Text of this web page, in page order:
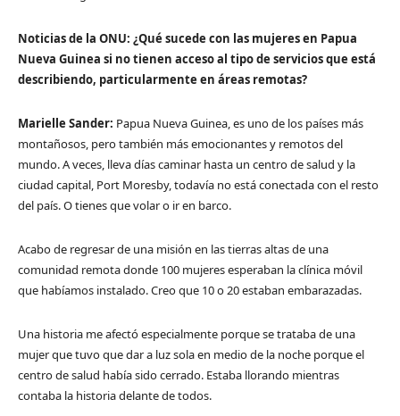
Noticias de la ONU: ¿Qué sucede con las mujeres en Papua
Nueva Guinea si no tienen acceso al tipo de servicios que está
describiendo, particularmente en áreas remotas?
Marielle Sander: Papua Nueva Guinea, es uno de los países más
montañosos, pero también más emocionantes y remotos del
mundo. A veces, lleva días caminar hasta un centro de salud y la
ciudad capital, Port Moresby, todavía no está conectada con el resto
del país. O tienes que volar o ir en barco.
Acabo de regresar de una misión en las tierras altas de una
comunidad remota donde 100 mujeres esperaban la clínica móvil
que habíamos instalado. Creo que 10 o 20 estaban embarazadas.
Una historia me afectó especialmente porque se trataba de una
mujer que tuvo que dar a luz sola en medio de la noche porque el
centro de salud había sido cerrado. Estaba llorando mientras
contaba la historia delante de todos.